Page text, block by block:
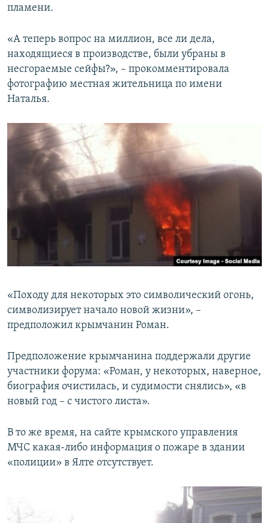
пламени.
«А теперь вопрос на миллион, все ли дела,
находящиеся в производстве, были убраны в
несгораемые сейфы?», – прокомментировала
фотографию местная жительница по имени
Наталья.
«Походу для некоторых это символический огонь,
символизирует начало новой жизни», –
предположил крымчанин Роман.
Предположение крымчанина поддержали другие
участники форума: «Роман, у некоторых, наверное,
биография очистилась, и судимости снялись», «в
новый год – с чистого листа».
В то же время, на сайте крымского управления
МЧС какая-либо информация о пожаре в здании
«полиции» в Ялте отсутствует.